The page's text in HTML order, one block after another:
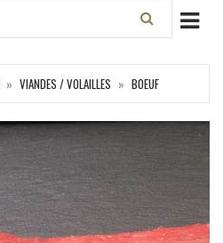
VIANDES / VOLAILLES BOEUF